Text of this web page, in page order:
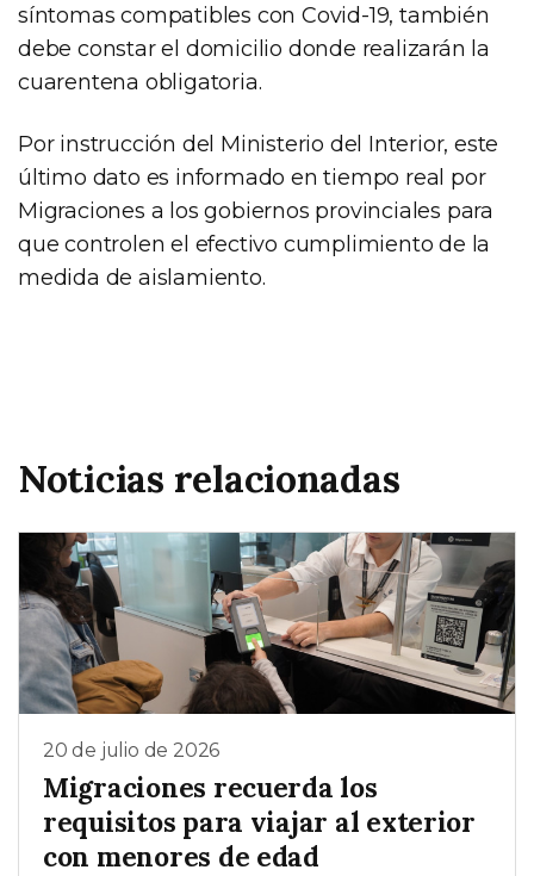
síntomas compatibles con Covid-19, también
debe constar el domicilio donde realizarán la
cuarentena obligatoria.
Por instrucción del Ministerio del Interior, este
último dato es informado en tiempo real por
Migraciones a los gobiernos provinciales para
que controlen el efectivo cumplimiento de la
medida de aislamiento.
Noticias relacionadas
20 de julio de 2026
Migraciones recuerda los
requisitos para viajar al exterior
con menores de edad